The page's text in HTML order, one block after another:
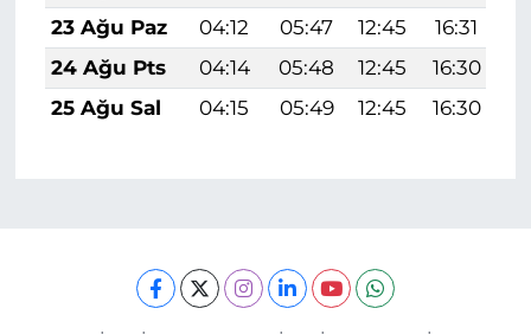
23 Ağu Paz
04:12 05:47 12:45 16:31
24 Ağu Pts
04:14 05:48 12:45 16:30
25 Ağu Sal
04:15 05:49 12:45 16:30